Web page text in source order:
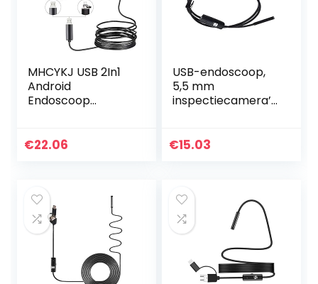
MHCYKJ USB 2In1
Android
Endoscoop
Inspectie 5.5Mm
€22.06
USB-endoscoop,
5,5 mm
inspectiecamera’s
€15.03